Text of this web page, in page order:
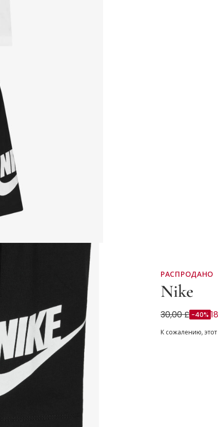
РАСПРОДАНО
Nike
White & Black
30,00 £ -40%
К сожалению,